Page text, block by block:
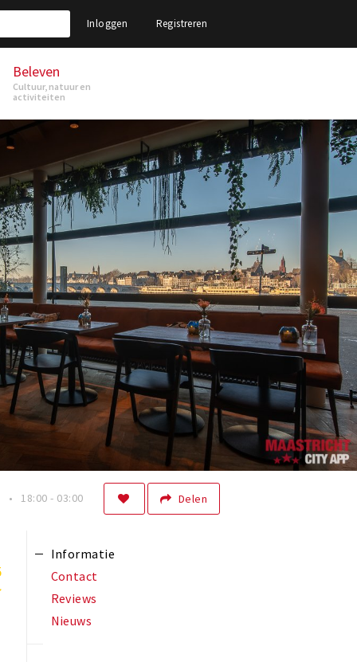
Inloggen Registreren
Beleven
Cultuur, natuur en
activiteiten
Delen
18:00 - 03:00
Informatie
Contact
Reviews
Nieuws